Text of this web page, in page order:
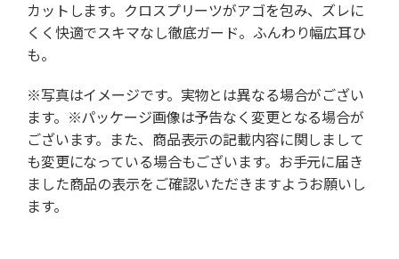
カットします。クロスプリーツがアゴを包み、ズレに
くく快適でスキマなし徹底ガード。ふんわり幅広耳ひ
も。
※写真はイメージです。実物とは異なる場合がござい
ます。※パッケージ画像は予告なく変更となる場合が
ございます。また、商品表示の記載内容に関しまして
も変更になっている場合もございます。お手元に届き
ました商品の表示をご確認いただきますようお願いし
ます。